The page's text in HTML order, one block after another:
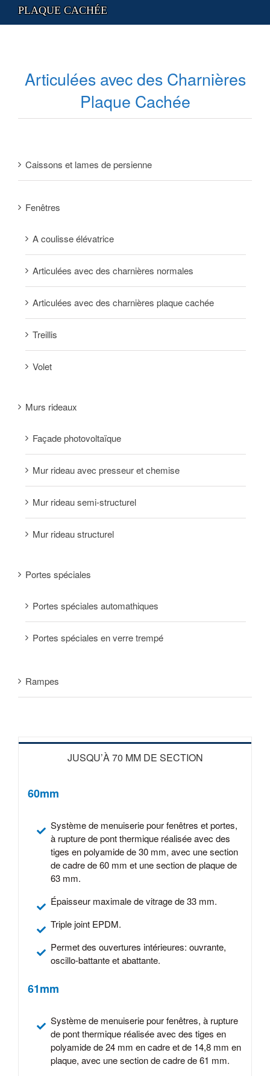
PLAQUE CACHÉE
Articulées avec des Charnières
Plaque Cachée
Caissons et lames de persienne
Fenêtres
A coulisse élévatrice
Articulées avec des charnières normales
Articulées avec des charnières plaque cachée
Treillis
Volet
Murs rideaux
Façade photovoltaïque
Mur rideau avec presseur et chemise
Mur rideau semi-structurel
Mur rideau structurel
Portes spéciales
Portes spéciales automathiques
Portes spéciales en verre trempé
Rampes
JUSQU’À 70 MM DE SECTION
60mm
Système de menuiserie pour fenêtres et portes,
à rupture de pont thermique réalisée avec des
tiges en polyamide de 30 mm, avec une section
de cadre de 60 mm et une section de plaque de
63 mm.
Épaisseur maximale de vitrage de 33 mm.
Triple joint EPDM.
Permet des ouvertures intérieures: ouvrante,
oscillo-battante et abattante.
61mm
Système de menuiserie pour fenêtres, à rupture
de pont thermique réalisée avec des tiges en
polyamide de 24 mm en cadre et de 14,8 mm en
plaque, avec une section de cadre de 61 mm.